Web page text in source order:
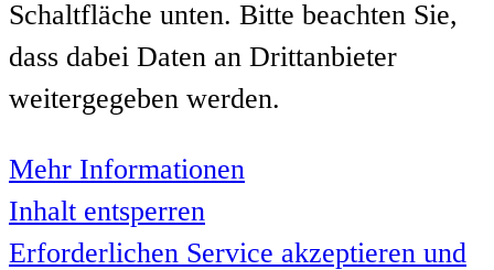
Schaltfläche unten. Bitte beachten Sie,
dass dabei Daten an Drittanbieter
weitergegeben werden.
Mehr Informationen
Inhalt entsperren
Erforderlichen Service akzeptieren und